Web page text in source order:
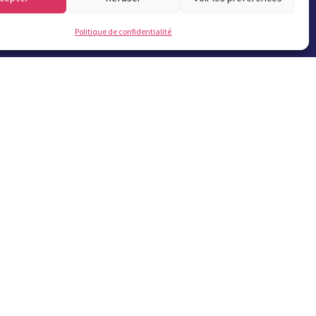
Politique de confidentialité
Bulletins municipaux